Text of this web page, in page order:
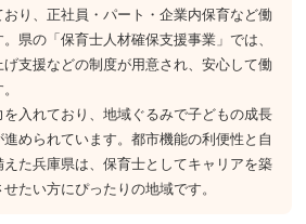
り、正社員・パート・企業内保育など働
県の「保育士人材確保支援事業」では、
支援などの制度が用意され、安心して働
入れており、地域ぐるみで子どもの成長
められています。都市機能の利便性と自
た兵庫県は、保育士としてキャリアを築
たい方にぴったりの地域です。